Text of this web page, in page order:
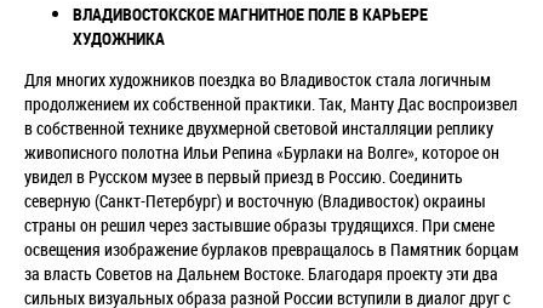
ВЛАДИВОСТОКСКОЕ МАГНИТНОЕ ПОЛЕ В КАРЬЕРЕ
ХУДОЖНИКА
Для многих художников поездка во Владивосток стала логичным
продолжением их собственной практики. Так, Манту Дас воспроизвел
в собственной технике двухмерной световой инсталляции реплику
живописного полотна Ильи Репина «Бурлаки на Волге», которое он
увидел в Русском музее в первый приезд в Россию. Соединить
северную (Санкт-Петербург) и восточную (Владивосток) окраины
страны он решил через застывшие образы трудящихся. При смене
освещения изображение бурлаков превращалось в Памятник борцам
за власть Советов на Дальнем Востоке. Благодаря проекту эти два
сильных визуальных образа разной России вступили в диалог друг с